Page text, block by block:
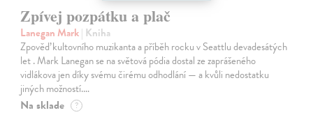
Zpívej pozpátku a plač
Lanegan Mark| Kniha
Zpověď kultovního muzikanta a příběh rocku v Seattlu devadesátých
let . Mark Lanegan se na světová pódia dostal ze zaprášeného
vidlákova jen díky svému čirému odhodlání — a kvůli nedostatku
jiných možností.…
Na sklade ?